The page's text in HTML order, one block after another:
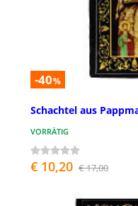
-40%
Schachtel aus
VORRÄTIG
€ 10,20 € 17,00